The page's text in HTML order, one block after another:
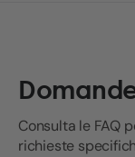
Consulta le FAQ
richieste